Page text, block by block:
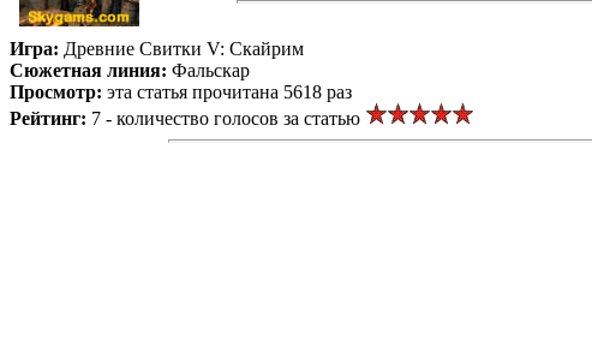
Игра: Древние Свитки V: Скайрим
Сюжетная линия: Фальскар
Просмотр: эта статья прочитана 5618 раз
Рейтинг: 7 - количество голосов за статью